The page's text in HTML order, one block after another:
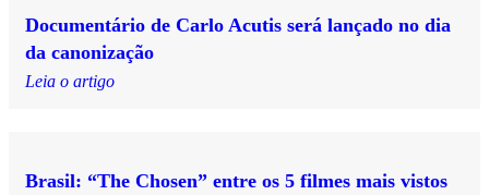
Documentário de Carlo Acutis será lançado no dia
da canonização
Leia o artigo
Brasil: “The Chosen” entre os 5 filmes mais vistos